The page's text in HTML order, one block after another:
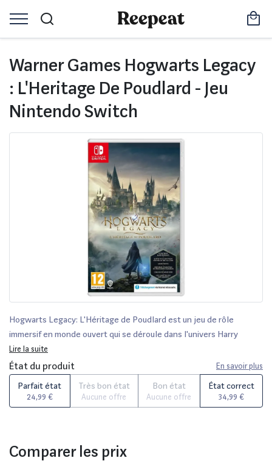
Warner Games Hogwarts Legacy
: L'Heritage De Poudlard - Jeu
Nintendo Switch
Hogwarts Legacy: L'Héritage de Poudlard est un jeu de rôle
immersif en monde ouvert qui se déroule dans l'univers Harry
Potter. Devenez le sorcier que vous avez toujours rêvé d'être en
explorant le Poudlard des années 1800 et en écrivant votre propre
histoire.
Lire la suite
État du produit En savoir plus
Parfait état
24,99 €
Très bon état
Aucune offre
Bon état
Aucune offre
État correct
34,99 €
Comparer les prix